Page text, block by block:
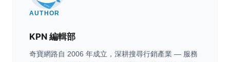
AUTHOR
KPN 編輯部
奇寶網路自 2006 年成立，深耕搜尋行銷產業 — 服務